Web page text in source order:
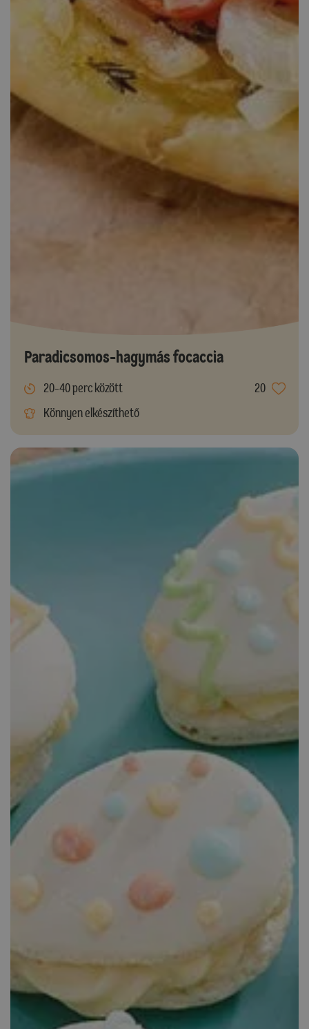
Paradicsomos-hagymás focaccia
20-40 perc között
20
Könnyen elkészíthető